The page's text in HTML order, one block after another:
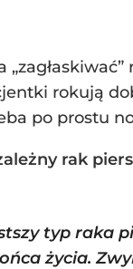
rokują
po prostu
rak
typ raka
życia.